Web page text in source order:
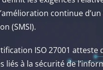
continue d’un
(SMSI).
ISO 27001
à la sécurité de